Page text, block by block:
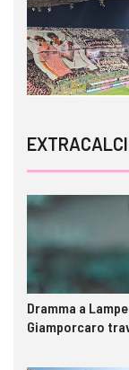
Dramma a
Giamporcaro